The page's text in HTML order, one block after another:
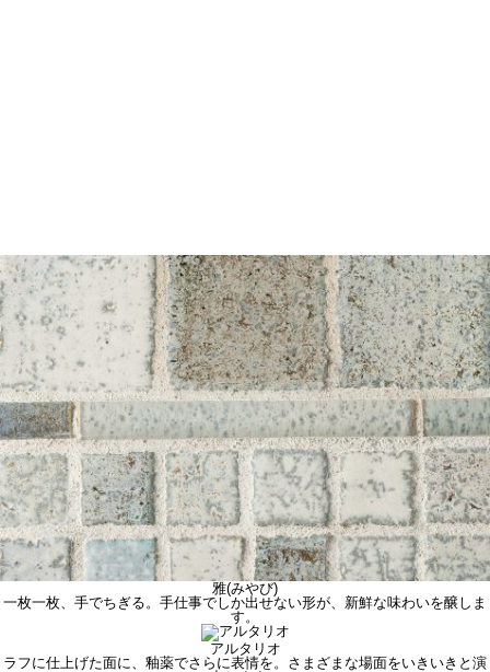
雅(みやび)
一枚一枚、手でちぎる。手仕事でしか出せない形が、新鮮な味わいを醸しま
す。
アルタリオ
ラフに仕上げた面に、釉薬でさらに表情を。さまざまな場面をいきいきと演